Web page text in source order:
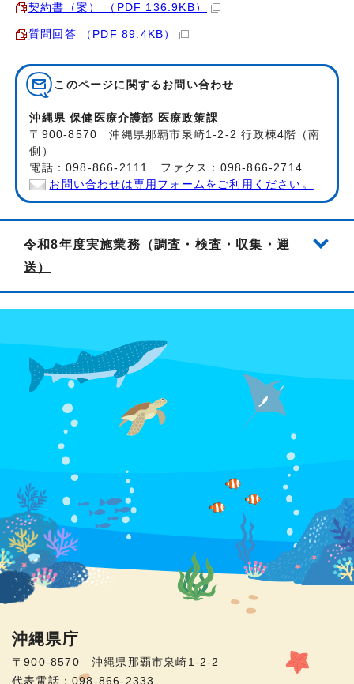
契約書（案） （PDF 136.9KB）
質問回答 （PDF 89.4KB）
このページに関する お問い合わせ
沖縄県 保健医療介護部 医療政策課
〒900-8570 沖縄県那覇市泉崎1-2-2 行政棟4階（南
側）
電話：098-866-2111 ファクス：098-866-2714
お問い合わせは専用フォームをご利用ください。
令和8年度実施業務（調査・検査・収集・運
送）
沖縄県庁
〒900-8570 沖縄県那覇市泉崎1-2-2
代表電話：098-866-2333